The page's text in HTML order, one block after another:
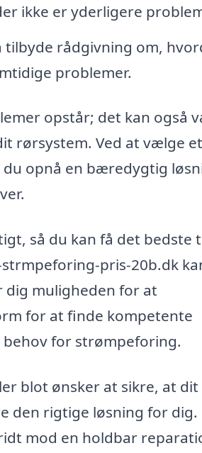
ikke er yderligere
tilbyde rådgivning om,
problemer.
opstår; det kan også
rørsystem. Ved at vælge et
opnå en bæredygtig
så du kan få det bedste
pris-20b.dk
muligheden for at
for at finde kompetente
for strømpeforing.
blot ønsker at sikre, at dit
den rigtige løsning for dig.
mod en holdbar